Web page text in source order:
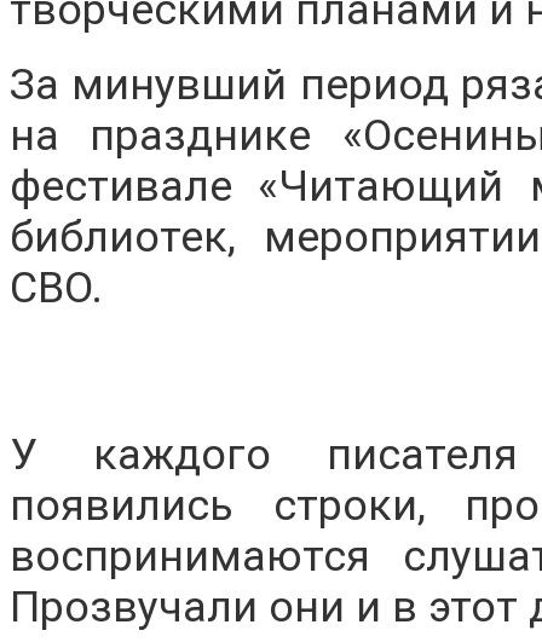
За минувший период
на празднике
фестивале «Читающий
библиотек,
СВО.
У каждого
появились строки,
воспринимаются
Прозвучали они и в этот